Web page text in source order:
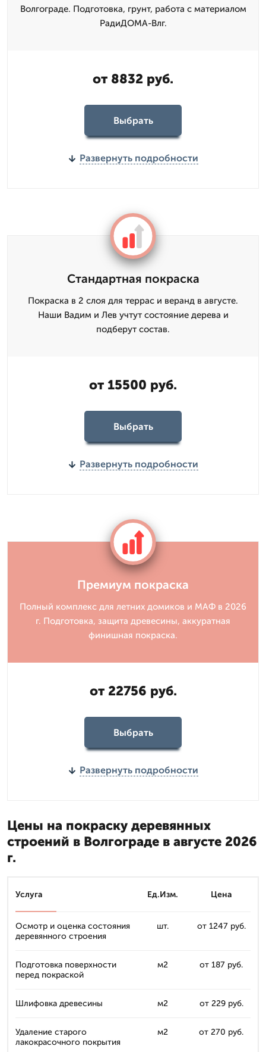
Волгограде. Подготовка, грунт, работа с материалом
РадиДОМА-Влг.
от 8832 руб.
Выбрать
Развернуть подробности
Стандартная покраска
Покраска в 2 слоя для террас и веранд в августе.
Наши Вадим и Лев учтут состояние дерева и
подберут состав.
от 15500 руб.
Выбрать
Развернуть подробности
Премиум покраска
Полный комплекс для летних домиков и МАФ в 2026
г. Подготовка, защита древесины, аккуратная
финишная покраска.
от 22756 руб.
Выбрать
Развернуть подробности
Цены на покраску деревянных
строений в Волгограде в августе 2026
г.
Услуга Ед.Изм. Цена
Осмотр и оценка состояния
деревянного строения
шт. от 1247 руб.
Подготовка поверхности
перед покраской
м2 от 187 руб.
Шлифовка древесины м2 от 229 руб.
Удаление старого
лакокрасочного покрытия
м2 от 270 руб.